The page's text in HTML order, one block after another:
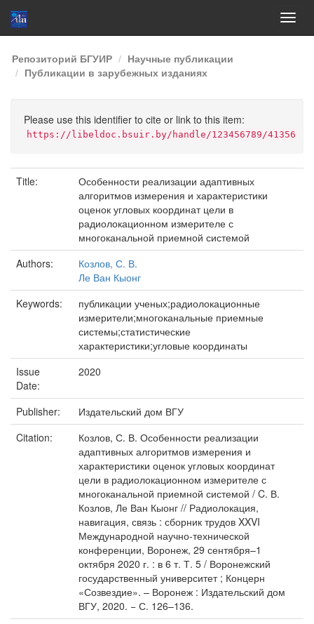
Skip
navigation
Репозиторий БГУИР
Научные публикации
Публикации в зарубежных изданиях
Please use this identifier to cite or link to this item:
https://libeldoc.bsuir.by/handle/123456789/41356
Title:
Особенности реализации адаптивных
алгоритмов измерения и характеристики
оценок угловых координат цели в
радиолокационном измерителе с
многоканальной приемной системой
Authors:
Козлов, С. В.
Ле Ван Кыонг
Keywords:
публикации ученых;радиолокационные
измерители;многоканальные приемные
системы;статистические
характеристики;угловые координаты
Issue
Date:
2020
Publisher:
Издательский дом ВГУ
Citation:
Козлов, С. В. Особенности реализации
адаптивных алгоритмов измерения и
характеристики оценок угловых координат
цели в радиолокационном измерителе с
многоканальной приемной системой / C. В.
Козлов, Ле Ван Кыонг // Радиолокация,
навигация, связь : сборник трудов XXVI
Международной научно-технической
конференции, Воронеж, 29 сентября–1
октября 2020 г. : в 6 т. Т. 5 / Воронежский
государственный университет ; Концерн
«Созвездие». – Воронеж : Издательский дом
ВГУ, 2020. − С. 126–136.